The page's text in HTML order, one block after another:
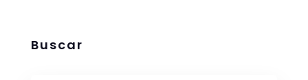
Buscar